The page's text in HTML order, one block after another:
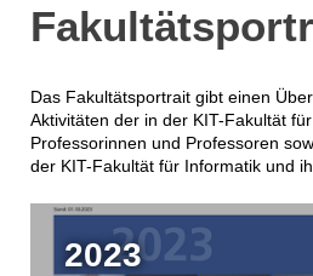
Das Fakultätsportrait gibt einen
Aktivitäten der in der KIT-Fakultät
Professorinnen und Professoren
der KIT-Fakultät für Informatik und
2023